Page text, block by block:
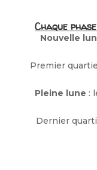
Chaque
Nouvelle
Premier
Pleine lune :
Dernier